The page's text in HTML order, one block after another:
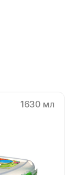
1630 мл